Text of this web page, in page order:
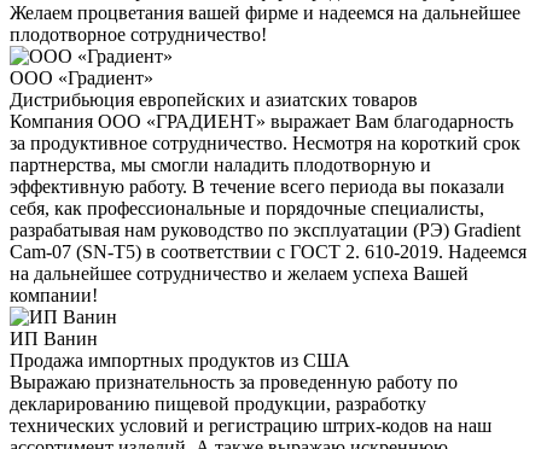
Желаем процветания вашей фирме и надеемся на дальнейшее
плодотворное сотрудничество!
ООО «Градиент»
Дистрибьюция европейских и азиатских товаров
Компания ООО «ГРАДИЕНТ» выражает Вам благодарность
за продуктивное сотрудничество. Несмотря на короткий срок
партнерства, мы смогли наладить плодотворную и
эффективную работу. В течение всего периода вы показали
себя, как профессиональные и порядочные специалисты,
разрабатывая нам руководство по эксплуатации (РЭ) Gradient
Cam-07 (SN-T5) в соответствии с ГОСТ 2. 610-2019. Надеемся
на дальнейшее сотрудничество и желаем успеха Вашей
компании!
ИП Ванин
Продажа импортных продуктов из США
Выражаю признательность за проведенную работу по
декларированию пищевой продукции, разработку
технических условий и регистрацию штрих-кодов на наш